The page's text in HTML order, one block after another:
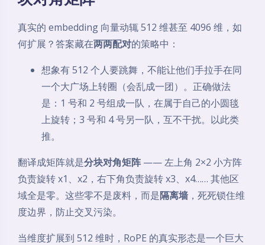
真实的 embedding 向量动辄 512 维甚至 4096 维，如
何扩展？答案藏在两两配对的策略中：
想象有 512 个人要跳舞，不能让他们手拉手在同
一个大广场上转圈（会乱成一团）。正确做法
是：1 号和 2 号组成一队，在属于自己的小圆毯
上旋转；3 号和 4 号另一队，互不干扰。以此类
推。
翻译成矩阵就是分块对角矩阵—— 左上角 2×2 小方阵
负责旋转 x1、x2，右下角负责旋转 x3、x4…… 其他区
域全是零。这些零不是废料，而是隔离墙 ，死死锁住维
度边界，防止交叉污染。
当维度扩展到 512 维时，RoPE 的真实形态是一个巨大